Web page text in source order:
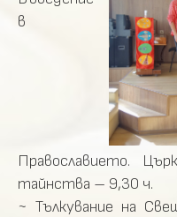
в
Православието.
тайнства – 9,30 ч.
~ Тълкувание на